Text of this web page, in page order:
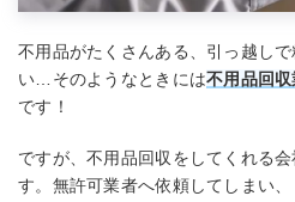
不用品がたくさんある、引っ越し
い…そのようなときには不用品回
です！
ですが、不用品回収をしてくれる
す。無許可業者へ依頼してしまい